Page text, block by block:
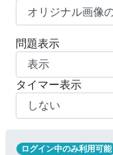
問題表示
タイマー表示
ログイン中のみ利用可能